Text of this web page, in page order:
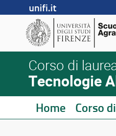
unifi.it
Corso di
Tecnologie
Home Corso